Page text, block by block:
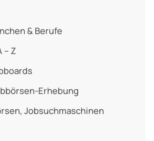
& Berufe
– Z
Erhebung
Jobsuchmaschinen